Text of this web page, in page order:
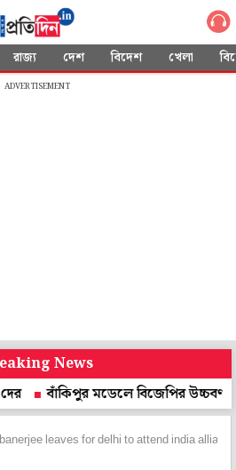
রাজ্য দেশ বিদেশ খেলা
ADVERTISEMENT
News
মডেলে বিজেপির উচ্চবর্ণ
leaves for delhi to attend india